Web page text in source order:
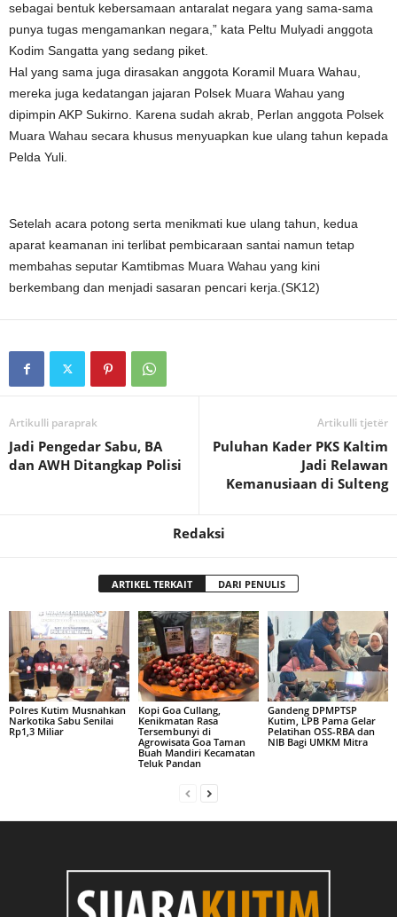
sebagai bentuk kebersamaan antaralat negara yang sama-sama
punya tugas mengamankan negara,” kata Peltu Mulyadi anggota
Kodim Sangatta yang sedang piket.
Hal yang sama juga dirasakan anggota Koramil Muara Wahau,
mereka juga kedatangan jajaran Polsek Muara Wahau yang
dipimpin AKP Sukirno. Karena sudah akrab, Perlan anggota Polsek
Muara Wahau secara khusus menyuapkan kue ulang tahun kepada
Pelda Yuli.
Setelah acara potong serta menikmati kue ulang tahun, kedua
aparat keamanan ini terlibat pembicaraan santai namun tetap
membahas seputar Kamtibmas Muara Wahau yang kini
berkembang dan menjadi sasaran pencari kerja.(SK12)
Artikulli paraprak
Jadi Pengedar Sabu, BA
dan AWH Ditangkap Polisi
Artikulli tjetër
Puluhan Kader PKS Kaltim
Jadi Relawan
Kemanusiaan di Sulteng
Redaksi
ARTIKEL TERKAIT DARI PENULIS
Polres Kutim Musnahkan
Narkotika Sabu Senilai
Rp1,3 Miliar
Kopi Goa Cullang,
Kenikmatan Rasa
Tersembunyi di
Agrowisata Goa Taman
Buah Mandiri Kecamatan
Teluk Pandan
Gandeng DPMPTSP
Kutim, LPB Pama Gelar
Pelatihan OSS-RBA dan
NIB Bagi UMKM Mitra